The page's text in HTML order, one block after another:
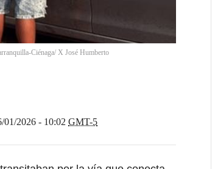
Ciénaga/ X José Humberto
01/2026 - 10:02 GMT-5